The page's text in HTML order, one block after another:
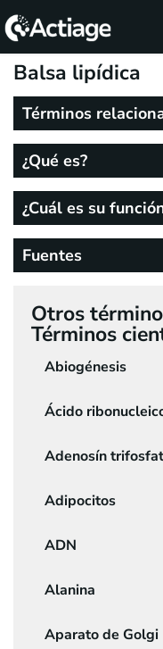
SHOP
TRATAMIENTOS
CONSULTA
CONOCE
ACTIAGE
Balsa lipídica
Términos
¿Qué es?
¿Cuál es su
Fuentes
Otros
Términos
Abiogénesis
Ácido
Adenosín
Adipocitos
ADN
Alanina
Aparato de Golgi